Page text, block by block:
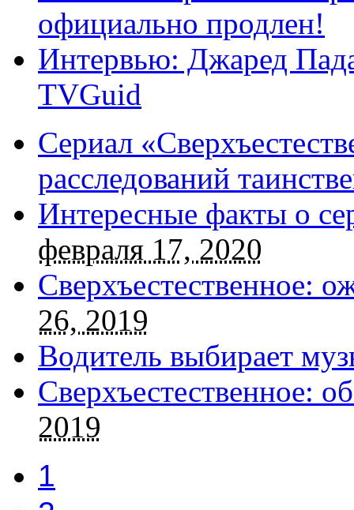
официально продлен!
Интервью: Джаред
TVGuid
Сериал
расследований
Интересные факты о
февраля 17, 2020
Сверхъестественное:
26, 2019
Водитель выбирает
Сверхъестественное:
2019
1